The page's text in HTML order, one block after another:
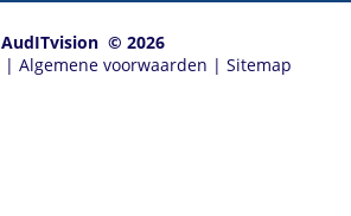
AudITvision © 2026
| Algemene voorwaarden | Sitemap